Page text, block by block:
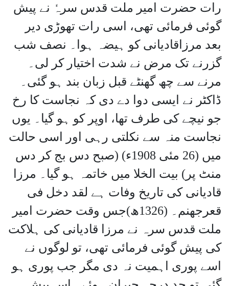
رات حضرت امیر ملت قدس سرہٗ نے پیش
گوئی فرمائی تھی، اسی رات تھوڑی دیر
بعد مرزاقادیانی کو ہیضہ ہوا۔ نصف شب
گزرنے تک مرض نے شدت اختیار کر لی۔
مرنے سے چھ گھنٹے قبل زبان بند ہو گئی۔
ڈاکٹر نے ایسی دوا دے دی کہ نجاست کا رخ
جو نیچے کی طرف تھا، اوپر کو ہو گیا۔ یوں
نجاست منہ سے نکلتی رہی اور اسی حالت
میں (26 مئی 1908ء) (صبح دس بج کر دس
منٹ پر) بیت الخلا میں خاتمہ ہو گیا۔ مرزا
قادیانی کی تاریخ وفات ہے لقد دخل فی
قعرجھنم۔ (1326ھ)جس وقت حضرت امیر
ملت قدس سرہ نے مرزا قادیانی کی ہلاکت
کی پیش گوئی فرمائی تھی، تو لوگوں نے
اسے پوری اہمیت نہ دی مگر جب پوری ہو